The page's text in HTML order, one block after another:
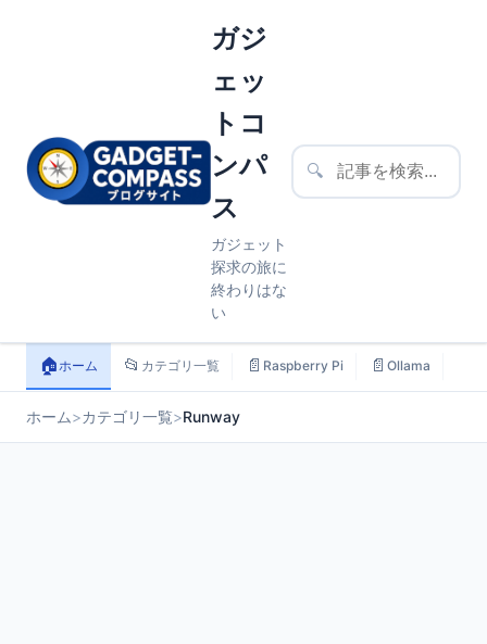
ガジ
ェッ
トコ
ンパ
ス
ガジェット
探求の旅に
終わりはな
い
🔍
🏠ホーム 📂 カテゴリ一覧 📄 Raspberry Pi 📄 Ollama
ホーム>カテゴリ一覧>Runway